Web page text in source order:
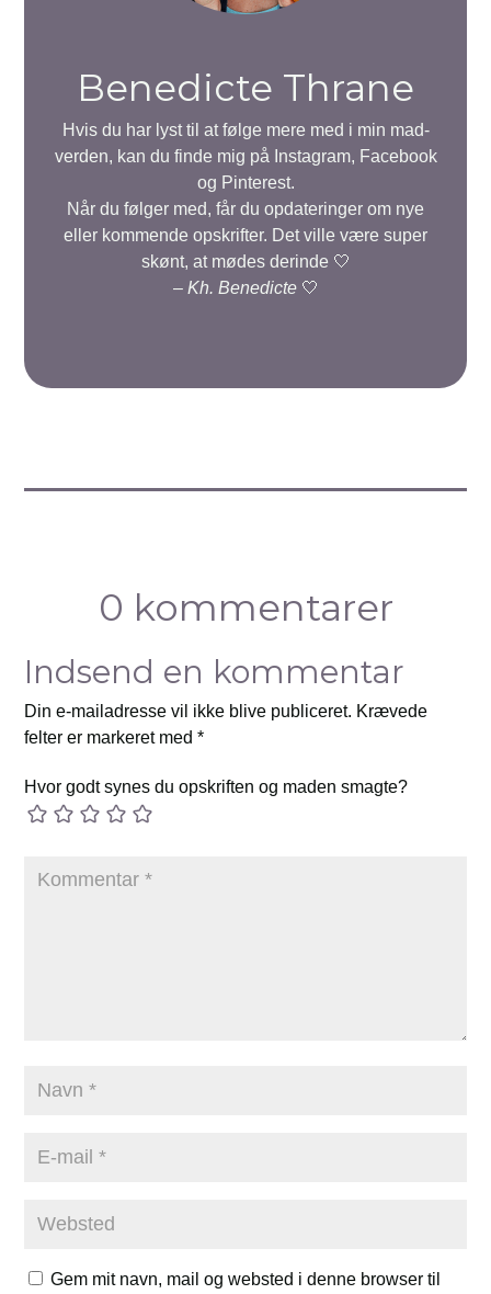
Benedicte Thrane
Hvis du har lyst til at følge mere med i min mad-
verden, kan du finde mig på Instagram, Facebook
og Pinterest.
Når du følger med, får du opdateringer om nye
eller kommende opskrifter. Det ville være super
skønt, at mødes derinde 🤍
– Kh. Benedicte🤍
0 kommentarer
Indsend en kommentar
Din e-mailadresse vil ikke blive publiceret. Krævede
felter er markeret med*
Hvor godt synes du opskriften og maden smagte?
Gem mit navn, mail og websted i denne browser til